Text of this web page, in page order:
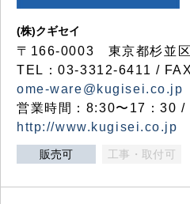
(株)クギセイ
〒166-0003 東京都杉並
TEL：03-3312-6411 /
ome-ware@kugisei.co.jp
営業時間：8:30〜17：30 /
http://www.kugisei.co.jp
販売可 工事・取付可